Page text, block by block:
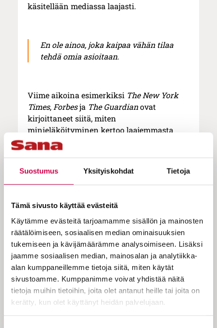
Suostumus Yksityiskohdat Tietoja
Tämä sivusto käyttää evästeitä
Käytämme evästeitä tarjoamamme sisällön ja mainosten
räätälöimiseen, sosiaalisen median ominaisuuksien
tukemiseen ja kävijämäärämme analysoimiseen. Lisäksi
jaamme sosiaalisen median, mainosalan ja analytiikka-
alan kumppaneillemme tietoja siitä, miten käytät
sivustoamme. Kumppanimme voivat yhdistää näitä
tietoja muihin tietoihin, joita olet antanut heille tai joita on
kerätty, kun olet käyttänyt heidän palvelujaan.
käsitellään mediassa laajasti.
En ole ainoa, joka kaipaa vähän tilaa
tehdä omia asioitaan.
Viime aikoina esimerkiksi The New York
Times, Forbesja The Guardianovat
kirjoittaneet siitä, miten
minieläköityminen kertoo laajemmasta
muutoksesta suhtautumisessa työhön ja
varallisuuteen. Tunnistan saman
käyttäisi rahansa mieluummin
matkustamiseen kuin säästäisi asuntoa
Viime vuoden lopulla HSBC julkaisi
raportin, jonka mukaan Z-sukupolvi ja
milleniaalit ovat minieläköitymisen
etujoukkoa. Raportin mukaan perinteinen
työstä eläkkeelle -malli on muuttumassa
muotoon työ–eläke–työ: 63 prosenttia Z-
sukupolvesta ja 57 prosenttia
milleniaaleista sanoi haluavansa tällaisen